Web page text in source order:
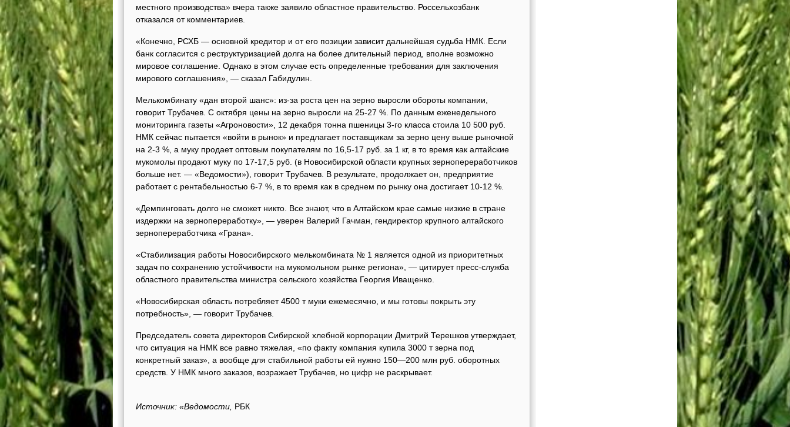
местного производства» вчера также заявило областное правительство. Россельхозбанк
отказался от комментариев.
«Конечно, РСХБ — основной кредитор и от его позиции зависит дальнейшая судьба НМК. Если
банк согласится с реструктуризацией долга на более длительный период, вполне возможно
мировое соглашение. Однако в этом случае есть определенные требования для заключения
мирового соглашения», — сказал Габидулин.
Мелькомбинату «дан второй шанс»: из-за роста цен на зерно выросли обороты компании,
говорит Трубачев. С октября цены на зерно выросли на 25-27 %. По данным еженедельного
мониторинга газеты «Агроновости», 12 декабря тонна пшеницы 3-го класса стоила 10 500 руб.
НМК сейчас пытается «войти в рынок» и предлагает поставщикам за зерно цену выше рыночной
на 2-3 %, а муку продает оптовым покупателям по 16,5-17 руб. за 1 кг, в то время как алтайские
мукомолы продают муку по 17-17,5 руб. (в Новосибирской области крупных зернопереработчиков
больше нет. — «Ведомости»), говорит Трубачев. В результате, продолжает он, предприятие
работает с рентабельностью 6-7 %, в то время как в среднем по рынку она достигает 10-12 %.
«Демпинговать долго не сможет никто. Все знают, что в Алтайском крае самые низкие в стране
издержки на зернопереработку», — уверен Валерий Гачман, гендиректор крупного алтайского
зернопереработчика «Грана».
«Стабилизация работы Новосибирского мелькомбината № 1 является одной из приоритетных
задач по сохранению устойчивости на мукомольном рынке региона», — цитирует пресс-служба
областного правительства министра сельского хозяйства Георгия Иващенко.
«Новосибирская область потребляет 4500 т муки ежемесячно, и мы готовы покрыть эту
потребность», — говорит Трубачев.
Председатель совета директоров Сибирской хлебной корпорации Дмитрий Терешков утверждает,
что ситуация на НМК все равно тяжелая, «по факту компания купила 3000 т зерна под
конкретный заказ», а вообще для стабильной работы ей нужно 150—200 млн руб. оборотных
средств. У НМК много заказов, возражает Трубачев, но цифр не раскрывает.
Источник: «Ведомости, РБК